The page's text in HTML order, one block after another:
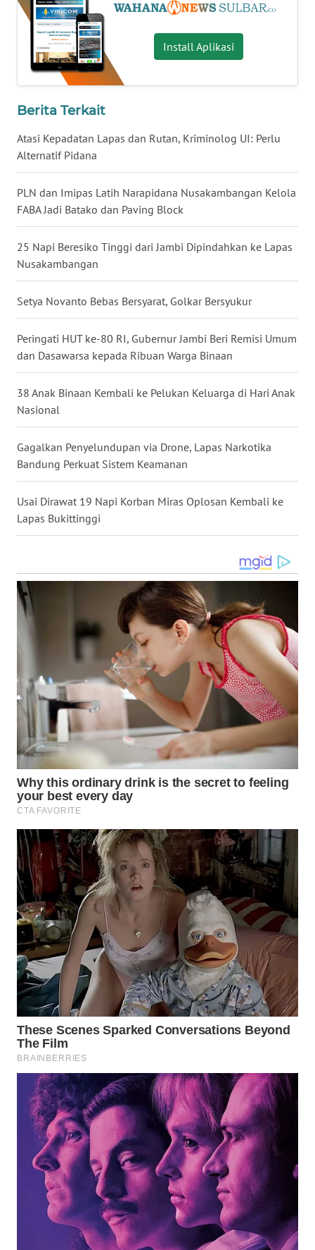
Install Aplikasi
Berita Terkait
Atasi Kepadatan Lapas dan Rutan, Kriminolog UI: Perlu
Alternatif Pidana
PLN dan Imipas Latih Narapidana Nusakambangan Kelola
FABA Jadi Batako dan Paving Block
25 Napi Beresiko Tinggi dari Jambi Dipindahkan ke Lapas
Nusakambangan
Setya Novanto Bebas Bersyarat, Golkar Bersyukur
Peringati HUT ke-80 RI, Gubernur Jambi Beri Remisi Umum
dan Dasawarsa kepada Ribuan Warga Binaan
38 Anak Binaan Kembali ke Pelukan Keluarga di Hari Anak
Nasional
Gagalkan Penyelundupan via Drone, Lapas Narkotika
Bandung Perkuat Sistem Keamanan
Usai Dirawat 19 Napi Korban Miras Oplosan Kembali ke
Lapas Bukittinggi
WN
NUSANTARA
WN
JOGJA
WN
JATIM
WN
BALI
WN
KALBAR
WN
KALTENG
WN
KALTARA
WN
KALSEL
WN
KALTIM
WN
SULSEL
GORONTALO
MALUKU
MALUT
WN
DAIRI
WN
DANAU
TOBA
WN
NIAS
WN
LANGKAT
WN
TAPANULI
SELATAN
WN
TANJUNG
LESUNG
WN
KARO
WN
SIMALUNGUN
WN
LABUHANBATU